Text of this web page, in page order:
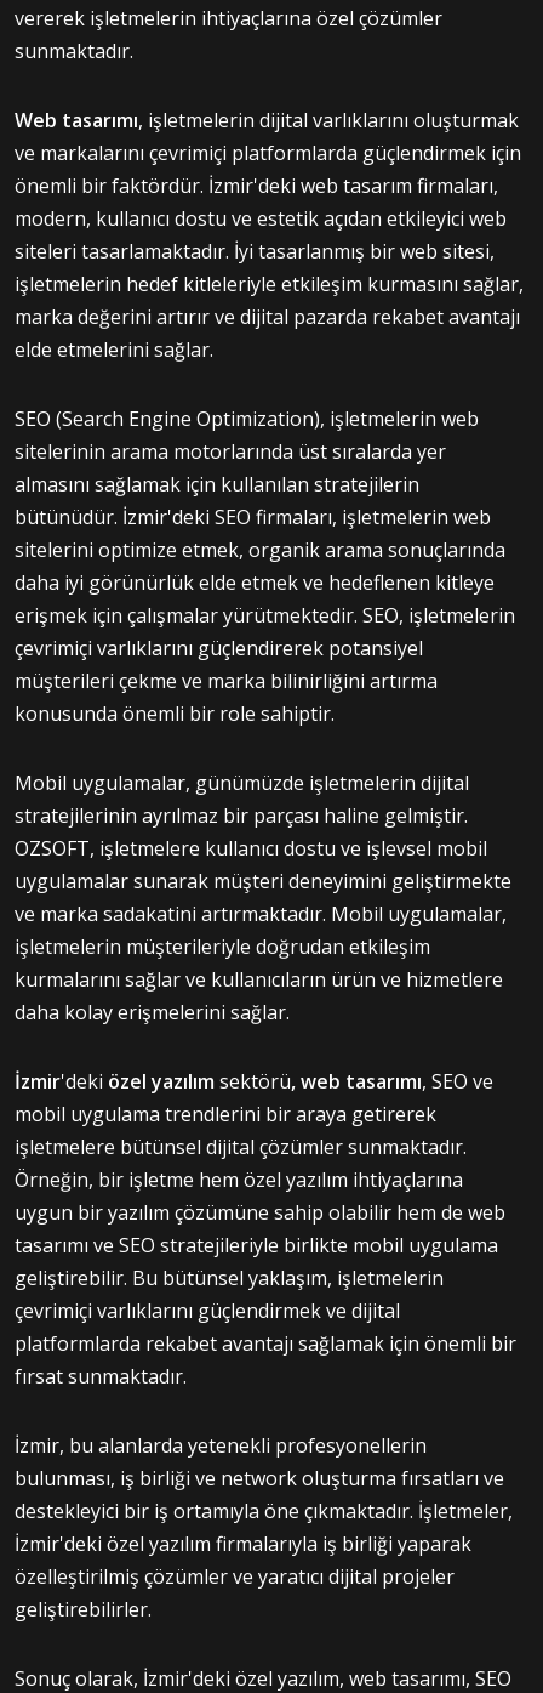
vererek işletmelerin ihtiyaçlarına özel çözümler
sunmaktadır.
Web tasarımı, işletmelerin dijital varlıklarını oluşturmak
ve markalarını çevrimiçi platformlarda güçlendirmek için
önemli bir faktördür. İzmir'deki web tasarım firmaları,
modern, kullanıcı dostu ve estetik açıdan etkileyici web
siteleri tasarlamaktadır. İyi tasarlanmış bir web sitesi,
işletmelerin hedef kitleleriyle etkileşim kurmasını sağlar,
marka değerini artırır ve dijital pazarda rekabet avantajı
elde etmelerini sağlar.
SEO (Search Engine Optimization), işletmelerin web
sitelerinin arama motorlarında üst sıralarda yer
almasını sağlamak için kullanılan stratejilerin
bütünüdür. İzmir'deki SEO firmaları, işletmelerin web
sitelerini optimize etmek, organik arama sonuçlarında
daha iyi görünürlük elde etmek ve hedeflenen kitleye
erişmek için çalışmalar yürütmektedir. SEO, işletmelerin
çevrimiçi varlıklarını güçlendirerek potansiyel
müşterileri çekme ve marka bilinirliğini artırma
konusunda önemli bir role sahiptir.
Mobil uygulamalar, günümüzde işletmelerin dijital
stratejilerinin ayrılmaz bir parçası haline gelmiştir.
OZSOFT, işletmelere kullanıcı dostu ve işlevsel mobil
uygulamalar sunarak müşteri deneyimini geliştirmekte
ve marka sadakatini artırmaktadır. Mobil uygulamalar,
işletmelerin müşterileriyle doğrudan etkileşim
kurmalarını sağlar ve kullanıcıların ürün ve hizmetlere
daha kolay erişmelerini sağlar.
İzmir'deki özel yazılımsektörü, web tasarımı, SEO ve
mobil uygulama trendlerini bir araya getirerek
işletmelere bütünsel dijital çözümler sunmaktadır.
Örneğin, bir işletme hem özel yazılım ihtiyaçlarına
uygun bir yazılım çözümüne sahip olabilir hem de web
tasarımı ve SEO stratejileriyle birlikte mobil uygulama
geliştirebilir. Bu bütünsel yaklaşım, işletmelerin
çevrimiçi varlıklarını güçlendirmek ve dijital
platformlarda rekabet avantajı sağlamak için önemli bir
fırsat sunmaktadır.
İzmir, bu alanlarda yetenekli profesyonellerin
bulunması, iş birliği ve network oluşturma fırsatları ve
destekleyici bir iş ortamıyla öne çıkmaktadır. İşletmeler,
İzmir'deki özel yazılım firmalarıyla iş birliği yaparak
özelleştirilmiş çözümler ve yaratıcı dijital projeler
geliştirebilirler.
Sonuç olarak, İzmir'deki özel yazılım, web tasarımı, SEO